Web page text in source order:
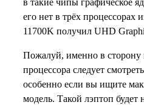
в такие чипы графическое
его нет в трёх процессорах
11700K получил UHD
Пожалуй, именно в
процессора следует
особенно если вы ищите
модель. Такой лэптоп будет